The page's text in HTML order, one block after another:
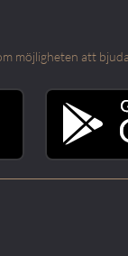
möjligheten att